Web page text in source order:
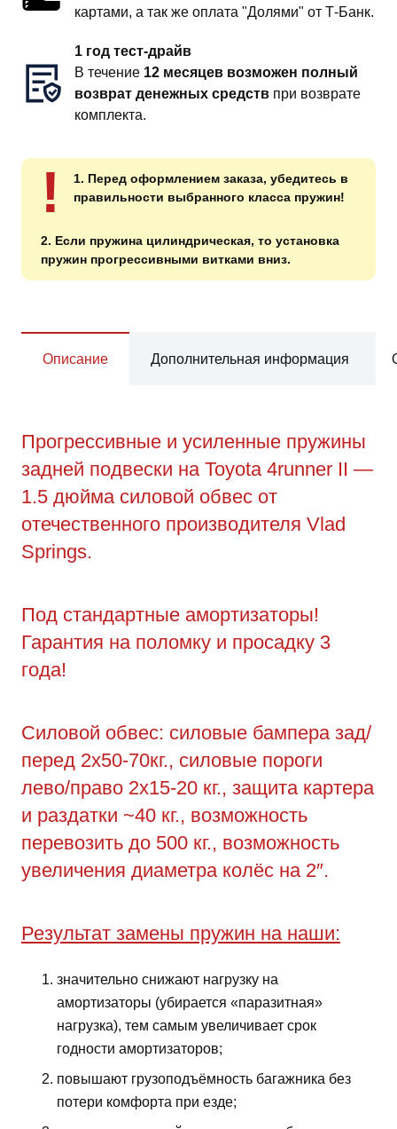
картами, а так же оплата "Долями" от Т-Банк.
1 год тест-драйв
В течение 12 месяцев возможен полный
возврат денежных средств при возврате
комплекта.
!
1. Перед оформлением заказа, убедитесь в
правильности выбранного класса пружин!
2. Если пружина цилиндрическая, то установка
пружин прогрессивными витками вниз.
Описание Дополнительная информация
Прогрессивные и усиленные пружины
задней подвески на Toyota 4runner II —
1.5 дюйма силовой обвес от
отечественного производителя Vlad
Springs.
Под стандартные амортизаторы!
Гарантия на поломку и просадку 3
года!
Силовой обвес: силовые бампера зад/
перед 2х50-70кг., силовые пороги
лево/право 2х15-20 кг., защита картера
и раздатки ~40 кг., возможность
перевозить до 500 кг., возможность
увеличения диаметра колёс на 2″.
Результат замены пружин на наши:
значительно снижают нагрузку на
амортизаторы (убирается «паразитная»
нагрузка), тем самым увеличивает срок
годности амортизаторов;
повышают грузоподъёмность багажника без
потери комфорта при езде;